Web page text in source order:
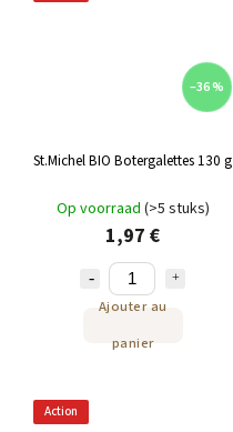
–36 %
St.Michel BIO Botergalettes 130 g
Op voorraad (>5 stuks)
1,97 €
Ajouter au
panier
Action